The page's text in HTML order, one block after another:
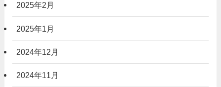
2025年2月
2025年1月
2024年12月
2024年11月